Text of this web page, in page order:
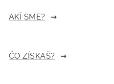
AKÍ SME?
ČO ZÍSKAŠ?